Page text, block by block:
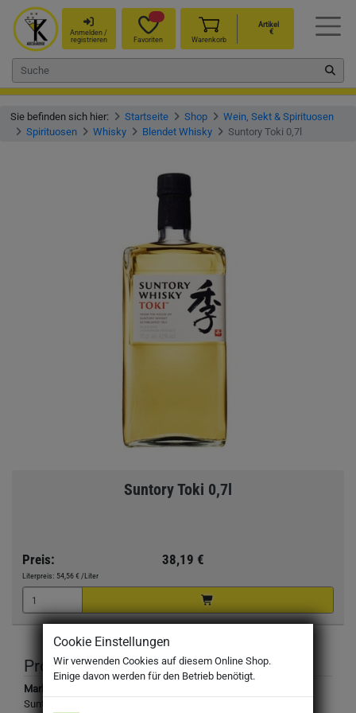
Anmelden /
registrieren
Favoriten Warenkorb
Artikel
€
Sie befinden sich hier: Startseite Shop
Wein, Sekt & Spirituosen
Spirituosen
Whisky Blendet Whisky Suntory Toki 0,7l
Suntory Toki 0,7l
Preis: 38,19 €
Literpreis: 54,56 € /Liter
Produktbeschreibung
Marke:
Suntory
Cookie Einstellungen
Wir verwenden Cookies auf diesem Online Shop.
Einige davon werden für den Betrieb benötigt.